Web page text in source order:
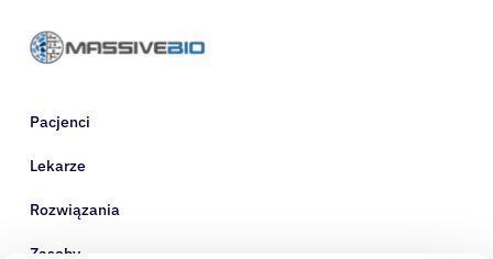
Pacjenci
Lekarze
Rozwiązania
Zasoby